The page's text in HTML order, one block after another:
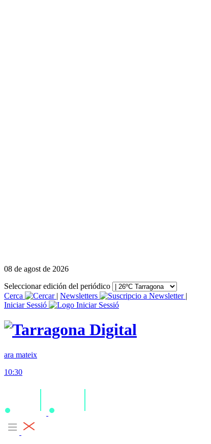
08 de agost de 2026
Seleccionar edición del periódico
Cerca
| Newsletters
|
Iniciar Sessió
ara mateix
10:30